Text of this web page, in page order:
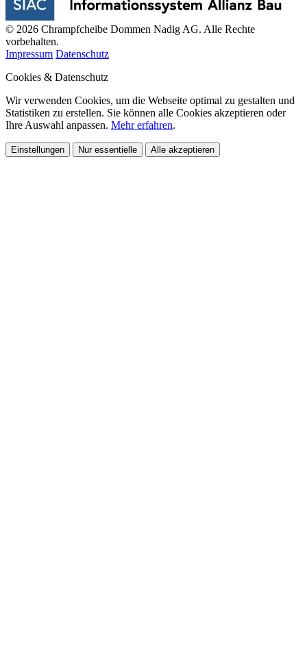
© 2026 Chrampfcheibe Dommen Nadig AG. Alle Rechte
vorbehalten.
Impressum Datenschutz
Cookies & Datenschutz
Wir verwenden Cookies, um die Webseite optimal zu gestalten und
Statistiken zu erstellen. Sie können alle Cookies akzeptieren oder
Ihre Auswahl anpassen. Mehr erfahren.
Einstellungen Nur essentielle Alle akzeptieren